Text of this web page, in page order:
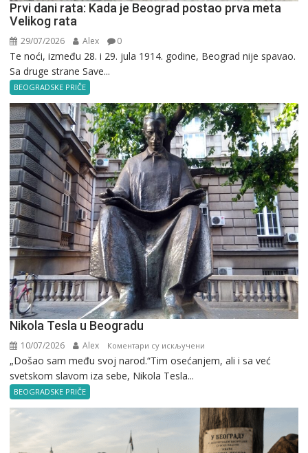
Prvi dani rata: Kada je Beograd postao prva meta
Velikog rata
29/07/2026 Alex 0
Te noći, između 28. i 29. jula 1914. godine, Beograd nije spavao.
Sa druge strane Save...
BEOGRADSKE PRIČE
Nikola Tesla u Beogradu
10/07/2026 Alex Коментари су искључени
Nikola
Beogradu
„Došao sam među svoj narod.“Tim osećanjem, ali i sa već
svetskom slavom iza sebe, Nikola Tesla...
BEOGRADSKE PRIČE